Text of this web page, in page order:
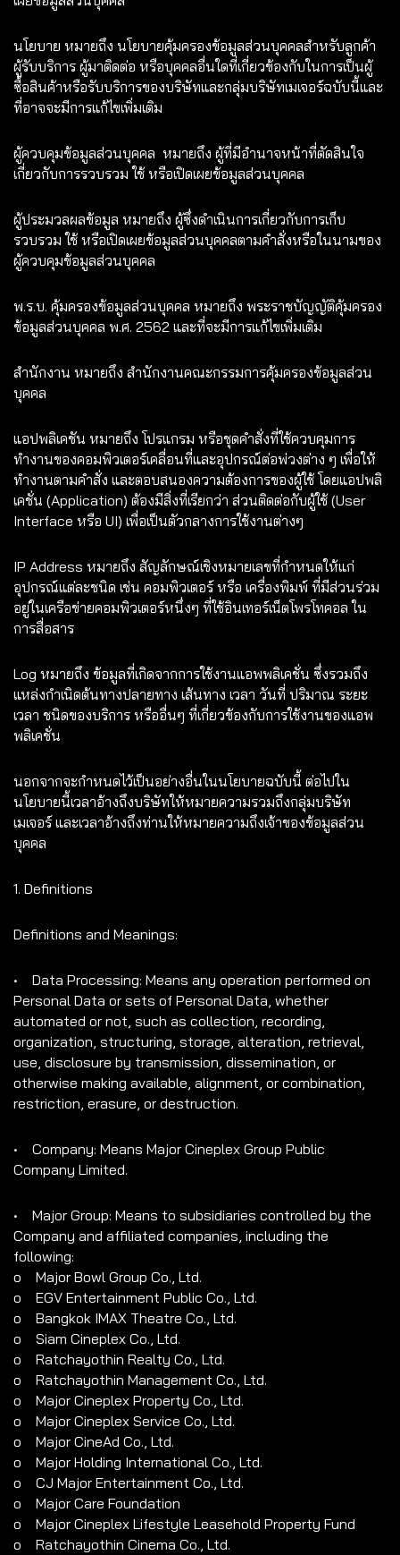
นโยบาย หมายถึง นโยบายคุ้มครองข้อมูลส่วนบุคคลสำหรับลูกค้า
ผู้รับบริการ ผู้มาติดต่อ หรือบุคคลอื่นใดที่เกี่ยวข้องกับในการเป็นผู้
ซื้อสินค้าหรือรับบริการของบริษัทและกลุ่มบริษัทเมเจอร์ฉบับนี้และ
ที่อาจจะมีการแก้ไขเพิ่มเติม
ผู้ควบคุมข้อมูลส่วนบุคคล หมายถึง ผู้ที่มีอำนาจหน้าที่ตัดสินใจ
เกี่ยวกับการรวบรวม ใช้ หรือเปิดเผยข้อมูลส่วนบุคคล
ผู้ประมวลผลข้อมูล หมายถึง ผู้ซึ่งดำเนินการเกี่ยวกับการเก็บ
รวบรวม ใช้ หรือเปิดเผยข้อมูลส่วนบุคคลตามคำสั่งหรือในนามของ
ผู้ควบคุมข้อมูลส่วนบุคคล
พ.ร.บ. คุ้มครองข้อมูลส่วนบุคคล หมายถึง พระราชบัญญัติคุ้มครอง
ข้อมูลส่วนบุคคล พ.ศ. 2562 และที่จะมีการแก้ไขเพิ่มเติม
สำนักงาน หมายถึง สำนักงานคณะกรรมการคุ้มครองข้อมูลส่วน
บุคคล
แอปพลิเคชัน หมายถึง โปรแกรม หรือชุดคำสั่งที่ใช้ควบคุมการ
ทำงานของคอมพิวเตอร์เคลื่อนที่และอุปกรณ์ต่อพ่วงต่าง ๆ เพื่อให้
ทำงานตามคำสั่ง และตอบสนองความต้องการของผู้ใช้ โดยแอปพลิ
เคชั่น (Application) ต้องมีสิ่งที่เรียกว่า ส่วนติดต่อกับผู้ใช้ (User
Interface หรือ UI) เพื่อเป็นตัวกลางการใช้งานต่างๆ
IP Address หมายถึง สัญลักษณ์เชิงหมายเลขที่กำหนดให้แก่
อุปกรณ์แต่ละชนิด เช่น คอมพิวเตอร์ หรือ เครื่องพิมพ์ ที่มีส่วนร่วม
อยู่ในเครือข่ายคอมพิวเตอร์หนึ่งๆ ที่ใช้อินเทอร์เน็ตโพรโทคอล ใน
การสื่อสาร
Log หมายถึง ข้อมูลที่เกิดจากการใช้งานแอพพลิเคชั่น ซึ่งรวมถึง
แหล่งกำเนิดต้นทางปลายทาง เส้นทาง เวลา วันที่ ปริมาณ ระยะ
เวลา ชนิดของบริการ หรืออื่นๆ ที่เกี่ยวข้องกับการใช้งานของแอพ
พลิเคชั่น
นอกจากจะกำหนดไว้เป็นอย่างอื่นในนโยบายฉบับนี้ ต่อไปใน
นโยบายนี้เวลาอ้างถึงบริษัทให้หมายความรวมถึงกลุ่มบริษัท
เมเจอร์ และเวลาอ้างถึงท่านให้หมายความถึงเจ้าของข้อมูลส่วน
บุคคล
1. Definitions
Definitions and Meanings:
• Data Processing: Means any operation performed on
Personal Data or sets of Personal Data, whether
automated or not, such as collection, recording,
organization, structuring, storage, alteration, retrieval,
use, disclosure by transmission, dissemination, or
otherwise making available, alignment, or combination,
restriction, erasure, or destruction.
• Company: Means Major Cineplex Group Public
Company Limited.
• Major Group: Means to subsidiaries controlled by the
Company and affiliated companies, including the
following:
o Major Bowl Group Co., Ltd.
o EGV Entertainment Public Co., Ltd.
o Bangkok IMAX Theatre Co., Ltd.
o Siam Cineplex Co., Ltd.
o Ratchayothin Realty Co., Ltd.
o Ratchayothin Management Co., Ltd.
o Major Cineplex Property Co., Ltd.
o Major Cineplex Service Co., Ltd.
o Major CineAd Co., Ltd.
o Major Holding International Co., Ltd.
o CJ Major Entertainment Co., Ltd.
o Major Care Foundation
o Major Cineplex Lifestyle Leasehold Property Fund
o Ratchayothin Cinema Co., Ltd.